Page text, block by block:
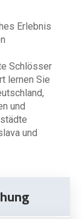
Erlebnis
Schlösser
lernen Sie
und
und